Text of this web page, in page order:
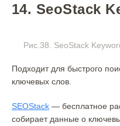
14. SeoStack
Рис.38. SeoStack
Подходит для быстрого
ключевых слов.
SEOStack — бесплатное
собирает данные о